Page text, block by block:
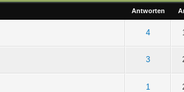
Antworten
4
3
1